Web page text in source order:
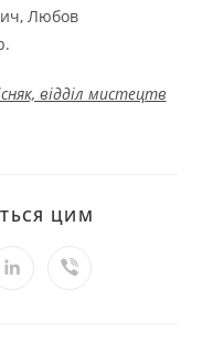
Любов
відділ мистецтв
ЦИМ